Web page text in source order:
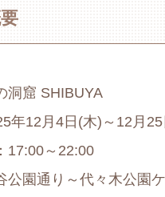
洞窟 SHIBUYA
年12月4日(木)～12月
17:00～22:00
公園通り～代々木公園